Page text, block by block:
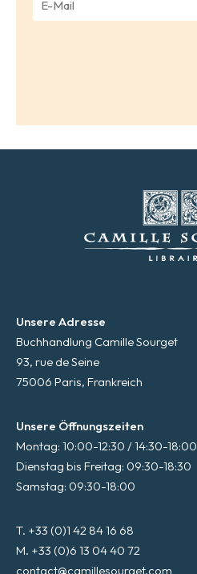
*
Unsere Adresse
Buchhandlung Camille Sourget
93, rue de Seine
75006 Paris, Frankreich
Unsere Öffnungszeiten
Montag: 10:00-12:30 / 14:30-18:00
Dienstag bis Freitag: 09:30-18:30
Samstag: 09:30-18:00
T. +33 (0)1 42 84 16 68
M. +33 (0)6 13 04 40 72
contact@camillesourget.com